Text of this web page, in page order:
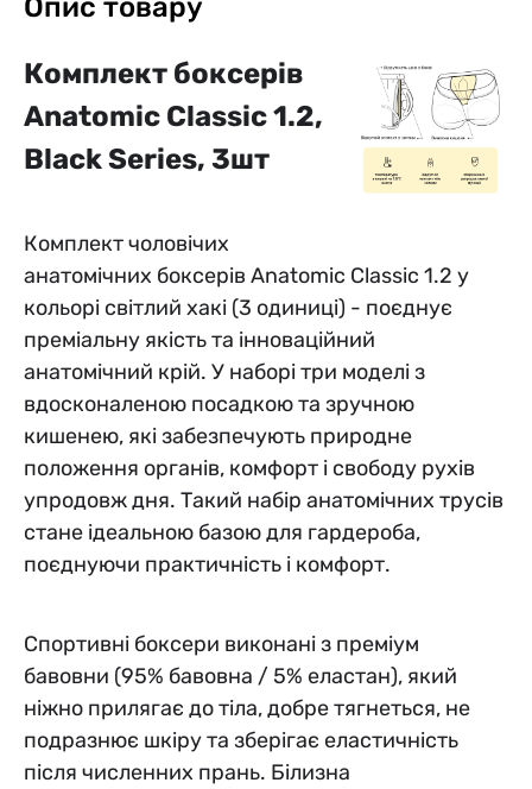
Комплект боксерів
Anatomic Classic 1.2,
Black Series, 3шт
Комплект чоловічих
анатомічних боксерів Anatomic Classic 1.2 у
кольорі світлий хакі (3 одиниці) - поєднує
преміальну якість та інноваційний
анатомічний крій. У наборі три моделі з
вдосконаленою посадкою та зручною
кишенею, які забезпечують природне
положення органів, комфорт і свободу рухів
упродовж дня. Такий набір анатомічних трусів
стане ідеальною базою для гардероба,
поєднуючи практичність і комфорт.
Спортивні боксери виконані з преміум
бавовни (95% бавовна / 5% еластан), який
ніжно прилягає до тіла, добре тягнеться, не
подразнює шкіру та зберігає еластичність
після численних прань. Білизна